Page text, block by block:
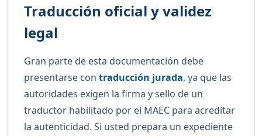
Traducción oficial y validez
legal
Gran parte de esta documentación debe
presentarse con traducción jurada, ya que las
autoridades exigen la firma y sello de un
traductor habilitado por el MAEC para acreditar
la autenticidad. Si usted prepara un expediente